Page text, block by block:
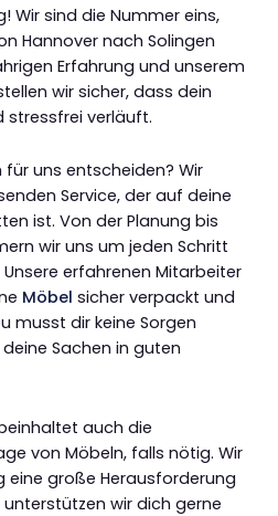
Wir sind die Nummer eins,
Hannover nach Solingen
Erfahrung und unserem
wir sicher, dass dein
stressfrei verläuft.
uns entscheiden? Wir
Service, der auf deine
ist. Von der Planung bis
wir uns um jeden Schritt
erfahrenen Mitarbeiter
Möbel sicher verpackt und
musst dir keine Sorgen
Sachen in guten
auch die
von Möbeln, falls nötig. Wir
eine große Herausforderung
wir dich gerne